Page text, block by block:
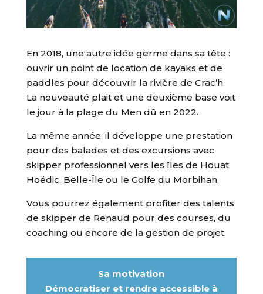
En 2018, une autre idée germe dans sa tête :
ouvrir un point de location de kayaks et de
paddles pour découvrir la rivière de Crac’h.
La nouveauté plait et une deuxième base voit
le jour à la plage du Men dû en 2022.
La même année, il développe une prestation
pour des balades et des excursions avec
skipper professionnel vers les îles de Houat,
Hoëdic, Belle-Île ou le Golfe du Morbihan.
Vous pourrez également profiter des talents
de skipper de Renaud pour des courses, du
coaching ou encore de la gestion de projet.
Sa motivation
Démocratiser et rendre accessible à